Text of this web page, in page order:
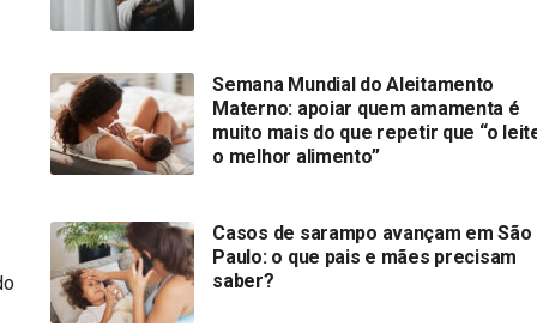
Semana Mundial do Aleitamento
Materno: apoiar quem amamenta é
muito mais do que repetir que “o
o melhor alimento”
Casos de sarampo avançam em São
Paulo: o que pais e mães precisam
saber?